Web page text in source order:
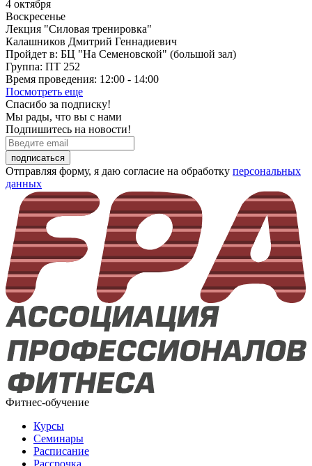
4 октября
Воскресенье
Лекция "Силовая тренировка"
Калашников Дмитрий Геннадиевич
Пройдет в: БЦ "На Семеновской" (большой зал)
Группа: ПТ 252
Время проведения: 12:00 - 14:00
Посмотреть еще
Спасибо за подписку!
Мы рады, что вы с нами
Подпишитесь на новости!
подписаться
Отправляя форму, я даю согласие на обработку персональных
данных
Фитнес-обучение
Курсы
Семинары
Расписание